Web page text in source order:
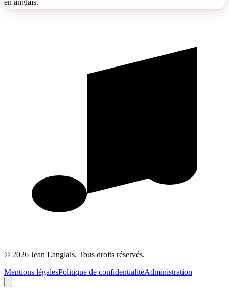
en anglais.
© 2026 Jean Langlais. Tous droits réservés.
Mentions légalesPolitique de confidentialitéAdministration